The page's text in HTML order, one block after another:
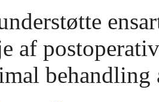
af
behandling